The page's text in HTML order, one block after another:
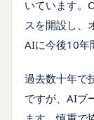
いています。
スを開設し、
AIに今後10年
過去数十年で
ですが、AIブ